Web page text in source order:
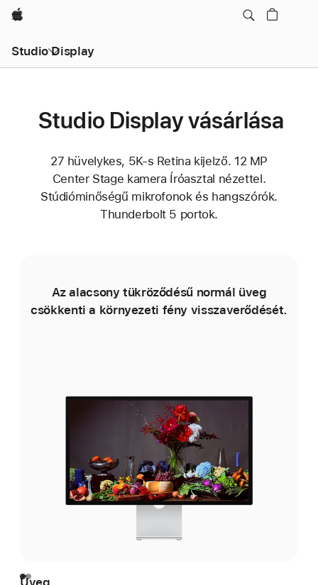
Apple
Studio Display
Studio Display vásárlása
27 hüvelykes, 5K-s Retina kijelző. 12 MP
Center Stage kamera Íróasztal nézettel.
Stúdióminőségű mikrofonok és hangszórók.
Thunderbolt 5 portok.
Az alacsony tükröződésű normál üveg
csökkenti a környezeti fény visszaverődését.
Üveg